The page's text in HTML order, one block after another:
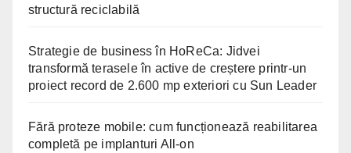
structură reciclabilă
Strategie de business în HoReCa: Jidvei
transformă terasele în active de creștere printr-un
proiect record de 2.600 mp exteriori cu Sun Leader
Fără proteze mobile: cum funcționează reabilitarea
completă pe implanturi All-on